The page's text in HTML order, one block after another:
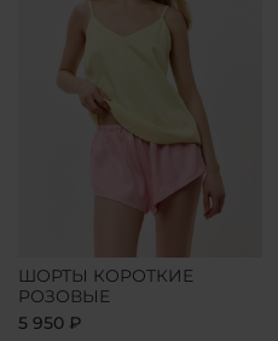
ШОРТЫ КОРОТКИЕ
РОЗОВЫЕ
5 950 ₽